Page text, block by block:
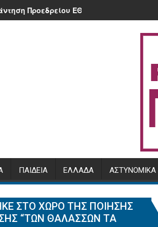
Κλειτορίας
ΕΘΕΑΣ με τον Υπουργό, Μ. Σχοινά και
Πρόγραμμα
ΠΑΙΔΕΊΑ ΕΛΛΆΔΑ ΑΣΤΥΝΟΜΙΚΆ
ΣΤΟ ΧΏΡΟ ΤΗΣ ΠΟΊΗΣΗΣ
“ΤΩΝ ΘΑΛΑΣΣΏΝ ΤΑ